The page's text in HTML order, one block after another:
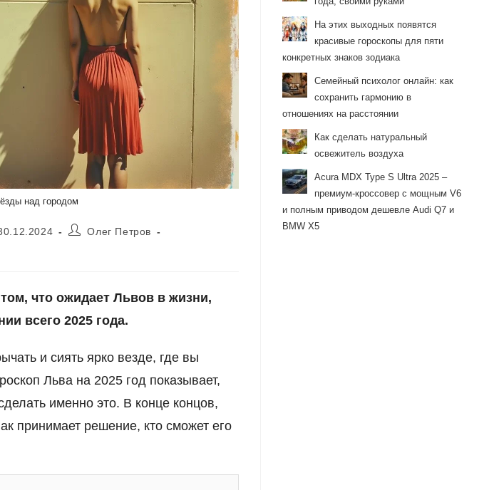
над городом
АвторОлег Петров
что ожидает Львов в жизни,
всего 2025 года.
и сиять ярко везде, где вы
Льва на 2025 год показывает,
именно это. В конце концов,
принимает решение, кто сможет его
На этих выходных появятся
красивые гороскопы для пяти
конкретных знаков зодиака
Семейный психолог онлайн: как
сохранить гармонию в
отношениях на расстоянии
Как сделать натуральный
освежитель воздуха
Acura MDX Type S Ultra 2025 –
премиум-кроссовер с мощным V6
и полным приводом дешевле Audi Q7 и
BMW X5